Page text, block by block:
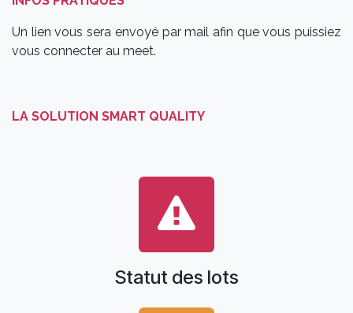
Un lien vous sera envoyé par mail afin que vous puissiez
vous connecter au meet.
LA SOLUTION SMART QUALITY
Statut des lots